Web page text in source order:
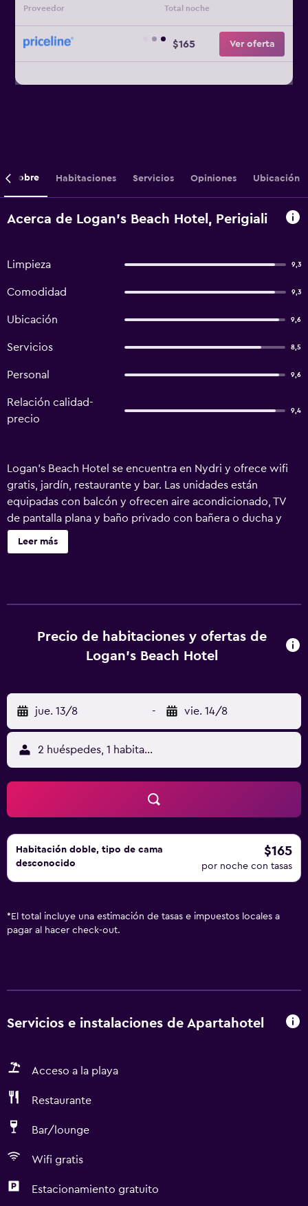
Proveedor Total noche
$165 Ver oferta
Sobre Habitaciones Servicios Opiniones Ubicación
Acerca de Logan's Beach Hotel, Perigiali
Limpieza 9,3
Comodidad 9,3
Ubicación 9,6
Servicios 8,5
Personal 9,6
Relación calidad-
precio
9,4
Logan's Beach Hotel se encuentra en Nydri y ofrece wifi
gratis, jardín, restaurante y bar. Las unidades están
equipadas con balcón y ofrecen aire acondicionado, TV
de pantalla plana y baño privado con bañera o ducha y
artículos de aseo gratuitos. Algunas unidades también
tienen una cocina americana equipada con fogones. Hay
Leer más
Precio de habitaciones y ofertas de
Logan's Beach Hotel
jue. 13/8 - vie. 14/8
2 huéspedes, 1 habitación
Habitación doble, tipo de cama
desconocido
$165
por noche con tasas
* El total incluye una estimación de tasas e impuestos locales a
pagar al hacer check-out.
Servicios e instalaciones de Apartahotel
Acceso a la playa
Restaurante
Bar/lounge
Wifi gratis
Estacionamiento gratuito